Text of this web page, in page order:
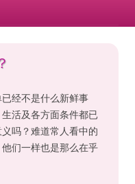
经不是什么新鲜事
活及各方面条件都已
吗？难道常人看中的
们一样也是那么在乎